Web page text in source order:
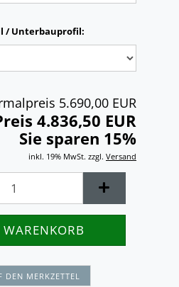
/ Unterbauprofil:
5.690,00 EUR
4.836,50 EUR
Sie sparen 15%
inkl. 19% MwSt. zzgl. Versand
DEN MERKZETTEL